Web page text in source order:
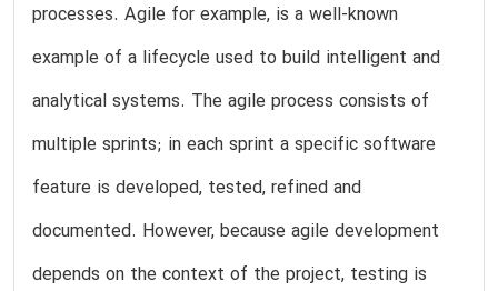
processes. Agile for example, is a well-known
example of a lifecycle used to build intelligent and
analytical systems. The agile process consists of
multiple sprints; in each sprint a specific software
feature is developed, tested, refined and
documented. However, because agile development
depends on the context of the project, testing is